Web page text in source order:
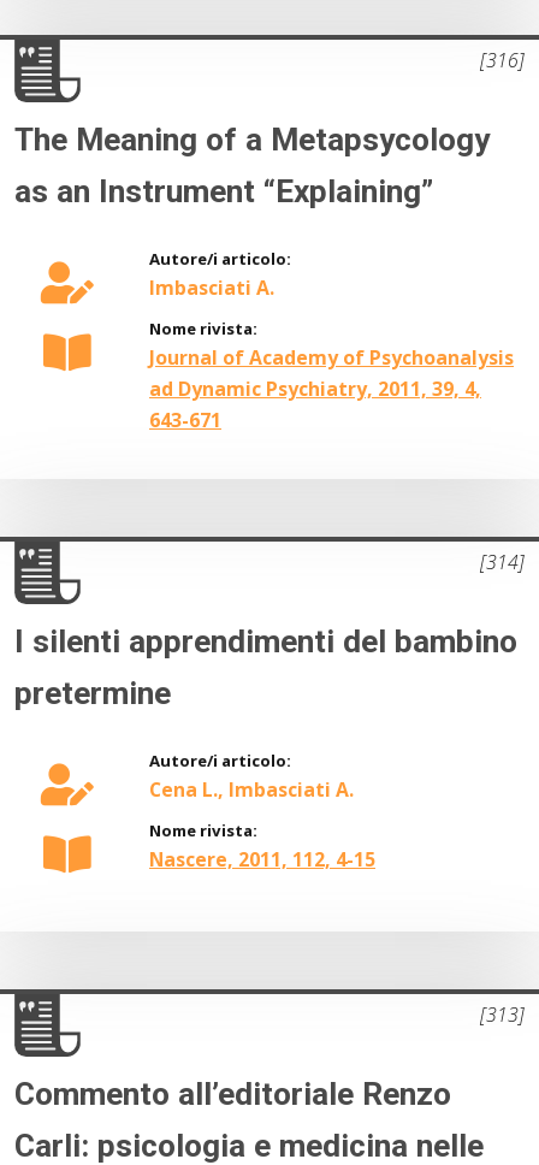
The Meaning of a Metapsycology
as an Instrument “Explaining”
[316]
Autore/i articolo:
Imbasciati A.
Nome rivista:
Journal of Academy of Psychoanalysis
ad Dynamic Psychiatry, 2011, 39, 4,
643-671
I silenti apprendimenti del bambino
pretermine
[314]
Autore/i articolo:
Cena L., Imbasciati A.
Nome rivista:
Nascere, 2011, 112, 4-15
Commento all’editoriale Renzo
Carli: psicologia e medicina nelle
[313]